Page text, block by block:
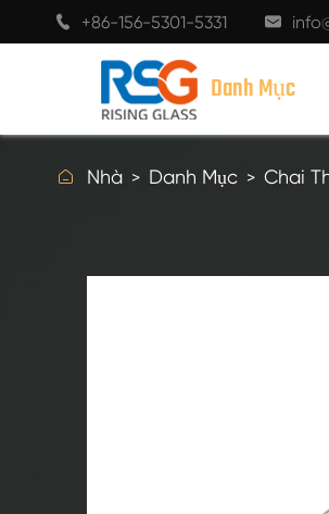
 +86-156-5301-5331 
Danh Mục
CHAI RƯỢU THỦY TINH
CHAI NƯỚC GIẢI KHÁT THỦY
 Nhà Danh Mục Chai